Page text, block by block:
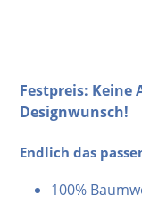
Festpreis: Keine
Designwunsch!
Endlich das
100%